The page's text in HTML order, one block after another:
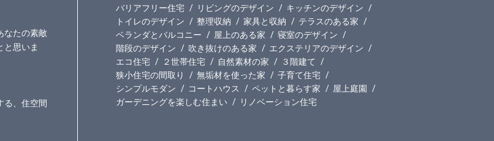
なたの素敵
と思いま
る、住空間
バリアフリー住宅
リビングのデザイン
キッチンのデザイン
トイレのデザイン
整理収納 家具と収納
テラスのある家
ベランダとバルコニー
屋上のある家
寝室のデザイン
階段のデザイン
吹き抜けのある家
エクステリアのデザイン
エコ住宅
２世帯住宅 自然素材の家
３階建て
狭小住宅の間取り
無垢材を使った家
子育て住宅
シンプルモダン
コートハウス ペットと暮らす家
屋上庭園
ガーデニングを楽しむ住まい
リノベーション住宅